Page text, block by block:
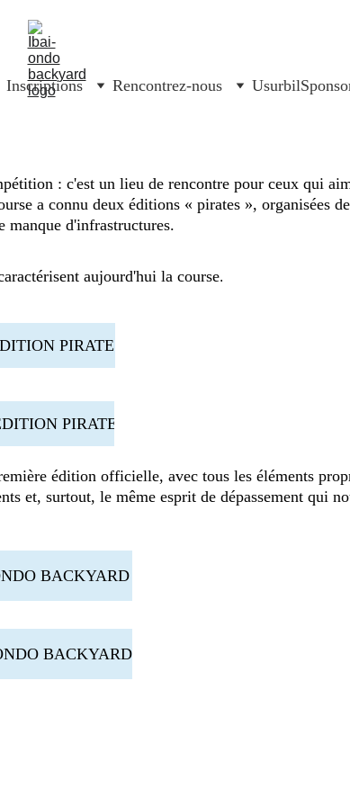
Inscriptions Rencontrez-nous Usurbil
: c'est un lieu de rencontre pour ceux qui
a connu deux éditions « pirates », organisées
manque d'infrastructures.
aujourd'hui la course.
édition officielle, avec tous les éléments
et, surtout, le même esprit de dépassement qui
PIRATE
PIRATE
BACKYARD
BACKYARD